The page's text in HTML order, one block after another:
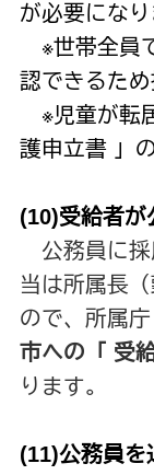
が必要になり
※世帯全員
認できるため
※児童が転
護申立書 」
(10)受給者が
公務員に採
当は所属長
ので、所属
市への「 受
ります。
(11)公務員を